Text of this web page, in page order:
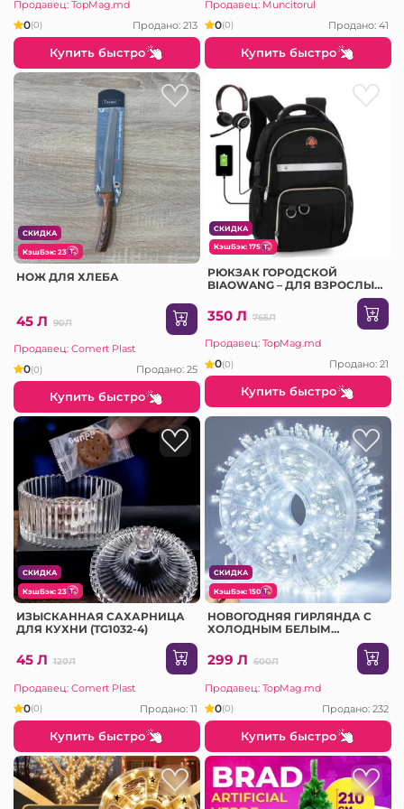
Продавец: TopMag.md
0(0) Продано: 213
Купить быстро
Продавец: Muncitorul
0(0) Продано: 41
Купить быстро
СКИДКА
КэшБэк: 23
НОЖ ДЛЯ ХЛЕБА
45 Л 90Л
Продавец: Comert Plast
0(0) Продано: 25
Купить быстро
СКИДКА
КэшБэк: 175
РЮКЗАК ГОРОДСКОЙ
BIAOWANG – ДЛЯ ВЗРОСЛЫХ
350 Л 765Л
Продавец: TopMag.md
0(0) Продано: 21
Купить быстро
СКИДКА
КэшБэк: 23
ИЗЫСКАННАЯ САХАРНИЦА
ДЛЯ КУХНИ (TG1032-4)
45 Л 120Л
Продавец: Comert Plast
0(0) Продано: 11
Купить быстро
СКИДКА
КэшБэк: 150
НОВОГОДНЯЯ ГИРЛЯНДА С
ХОЛОДНЫМ БЕЛЫМ
299 Л 600Л
Продавец: TopMag.md
0(0) Продано: 232
Купить быстро